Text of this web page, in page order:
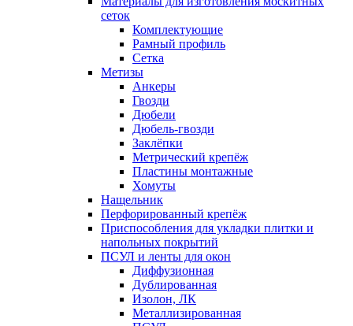
сеток
Комплектующие
Рамный профиль
Сетка
Метизы
Анкеры
Гвозди
Дюбели
Дюбель-гвозди
Заклёпки
Метрический крепёж
Пластины монтажные
Хомуты
Нащельник
Перфорированный крепёж
Приспособления для укладки плитки и
напольных покрытий
ПСУЛ и ленты для окон
Диффузионная
Дублированная
Изолон, ЛК
Металлизированная